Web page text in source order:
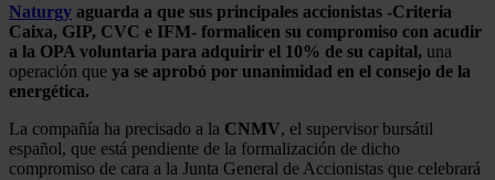
Naturgy aguarda a que sus principales accionistas -Criteria
Caixa, GIP, CVC e IFM- formalicen su compromiso con acudir
a la OPA voluntaria para adquirir el 10% de su capital, una
operación que ya se aprobó por unanimidad en el consejo de la
energética.
La compañía ha precisado a la CNMV, el supervisor bursátil
español, que está pendiente de la formalización de dicho
compromiso de cara a la Junta General de Accionistas que celebrará